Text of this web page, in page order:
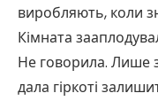
виробляють, коли
Кімната
Не говорила. Лише
дала гіркоті